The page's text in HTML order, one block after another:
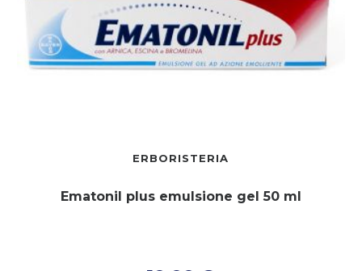
ERBORISTERIA
Ematonil plus emulsione gel 50 ml